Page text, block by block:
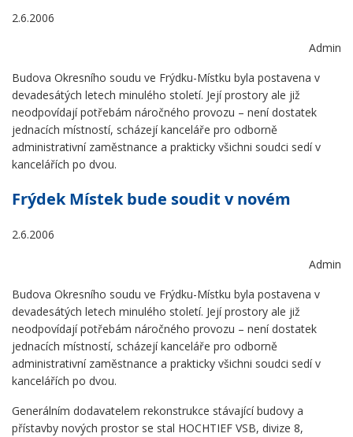
2.6.2006
Admin
Budova Okresního soudu ve Frýdku-Místku byla postavena v
devadesátých letech minulého století. Její prostory ale již
neodpovídají potřebám náročného provozu – není dostatek
jednacích místností, scházejí kanceláře pro odborně
administrativní zaměstnance a prakticky všichni soudci sedí v
kancelářích po dvou.
Frýdek Místek bude soudit v novém
2.6.2006
Admin
Budova Okresního soudu ve Frýdku-Místku byla postavena v
devadesátých letech minulého století. Její prostory ale již
neodpovídají potřebám náročného provozu – není dostatek
jednacích místností, scházejí kanceláře pro odborně
administrativní zaměstnance a prakticky všichni soudci sedí v
kancelářích po dvou.
Generálním dodavatelem rekonstrukce stávající budovy a
přístavby nových prostor se stal HOCHTIEF VSB, divize 8,